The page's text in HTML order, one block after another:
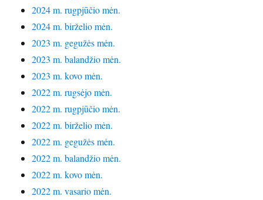
2024 m. rugpjūčio mėn.
2024 m. birželio mėn.
2023 m. gegužės mėn.
2023 m. balandžio mėn.
2023 m. kovo mėn.
2022 m. rugsėjo mėn.
2022 m. rugpjūčio mėn.
2022 m. birželio mėn.
2022 m. gegužės mėn.
2022 m. balandžio mėn.
2022 m. kovo mėn.
2022 m. vasario mėn.